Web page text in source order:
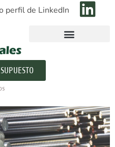
perfil de LinkedIn